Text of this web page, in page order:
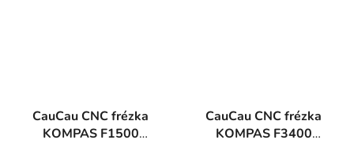
CauCau CNC frézka
KOMPAS F1500
CauCau CNC frézka
KOMPAS F3400